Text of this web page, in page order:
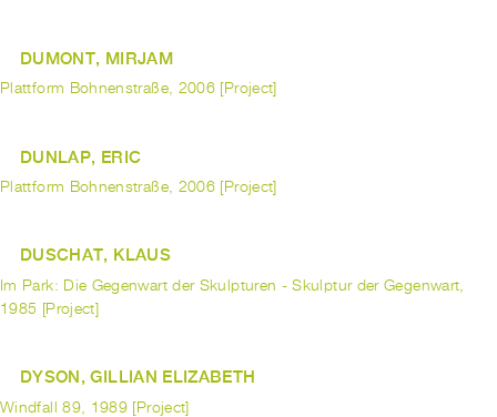
DUMONT, MIRJAM
Plattform Bohnenstraße, 2006 [Project]
DUNLAP, ERIC
Plattform Bohnenstraße, 2006 [Project]
DUSCHAT, KLAUS
Im Park: Die Gegenwart der Skulpturen - Skulptur der Gegenwart,
1985 [Project]
DYSON, GILLIAN ELIZABETH
Windfall 89, 1989 [Project]